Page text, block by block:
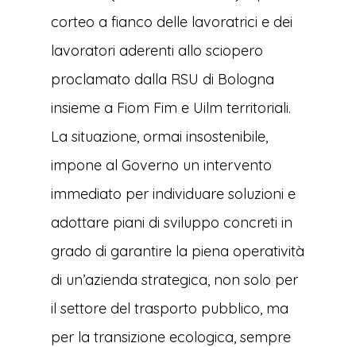
corteo a fianco delle lavoratrici e dei
lavoratori aderenti allo sciopero
proclamato dalla RSU di Bologna
insieme a Fiom Fim e Uilm territoriali.
La situazione, ormai insostenibile,
impone al Governo un intervento
immediato per individuare soluzioni e
adottare piani di sviluppo concreti in
grado di garantire la piena operatività
di un’azienda strategica, non solo per
il settore del trasporto pubblico, ma
per la transizione ecologica, sempre